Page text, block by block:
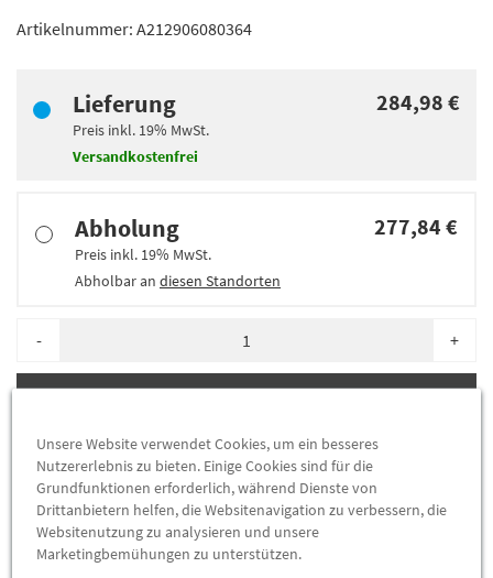
Artikelnummer: A212906080364
Lieferung
Preis inkl. 19% MwSt.
Versandkostenfrei
284,98 €
Abholung
Preis inkl. 19% MwSt.
Abholbar an diesen Standorten
277,84 €
- +
Herstellerangaben: Mercedes-Benz AG | Mercedesstr. 120 |
70723 Stuttgart |Tel: +49711170 |E-Mail:
dialog.mb@mercedes-benz.com|Webseite:
https://www.mercedes-benz.com
Unsere Website verwendet Cookies, um ein besseres
Nutzererlebnis zu bieten. Einige Cookies sind für die
Grundfunktionen erforderlich, während Dienste von
Drittanbietern helfen, die Websitenavigation zu verbessern, die
Websitenutzung zu analysieren und unsere
Marketingbemühungen zu unterstützen.